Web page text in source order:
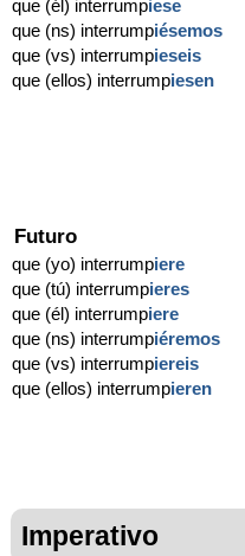
que (él) interrumpiese
que (ns) interrumpiésemos
que (vs) interrumpieseis
que (ellos) interrumpiesen
Futuro
que (yo) interrumpiere
que (tú) interrumpieres
que (él) interrumpiere
que (ns) interrumpiéremos
que (vs) interrumpiereis
que (ellos) interrumpieren
Imperativo